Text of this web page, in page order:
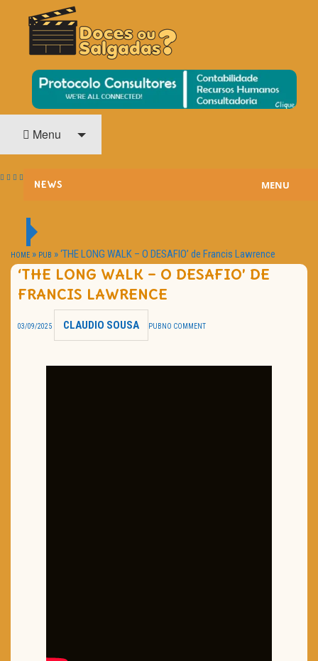
DOCES OU SALGADAS?
O Cinema? Uma Paixão!!
Menu
NEWS
PASSATEMPOS
HOME CINEMA
NOTA PESSOAL
TRAILER DO DIA
MENU
HOME » PUB »‘THE LONG WALK – O DESAFIO’ de Francis Lawrence
‘THE LONG WALK – O DESAFIO’ DE
FRANCIS LAWRENCE
03/09/2025 CLAUDIO SOUSA PUB NO COMMENT